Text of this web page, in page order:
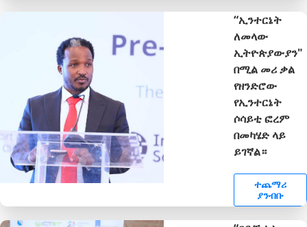
“ኢንተርኔት
ለመላው
ኢትዮጵያውያን"
በሚል መሪ ቃል
የዘንድሮው
የኢንተርኔት
ሶሳይቲ ፎረም
በመካሄድ ላይ
ይገኛል።
ተጨማሪ
ያንብቡ